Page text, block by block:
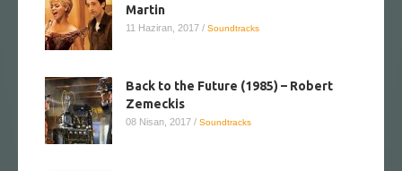
Martin
11 Haziran, 2017 / Soundtracks
Back to the Future (1985) – Robert
Zemeckis
08 Nisan, 2017 / Soundtracks